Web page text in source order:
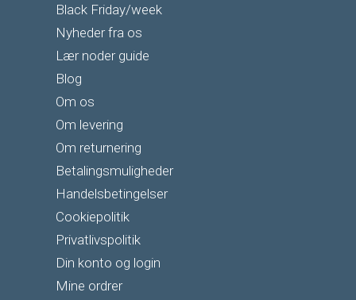
Black Friday/week
Nyheder fra os
Lær noder guide
Blog
Om os
Om levering
Om returnering
Betalingsmuligheder
Handelsbetingelser
Cookiepolitik
Privatlivspolitik
Din konto og login
Mine ordrer